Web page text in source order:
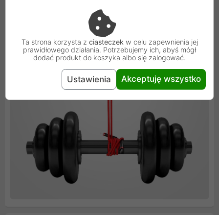
Ta strona korzysta z ciasteczek w celu zapewnienia jej
prawidłowego działania. Potrzebujemy ich, abyś mógł
dodać produkt do koszyka albo się zalogować.
Ustawienia Akceptuję wszystko